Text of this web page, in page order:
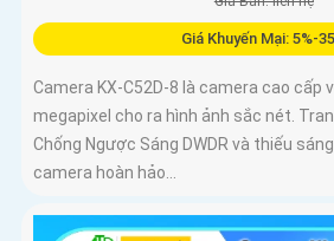
Giá Khuyến Mại: 5%-
Camera KX-C52D-8 là camera cao cấp
megapixel cho ra hình ảnh sắc nét.
Chống Ngược Sáng DWDR và thiếu
camera hoàn hảo...